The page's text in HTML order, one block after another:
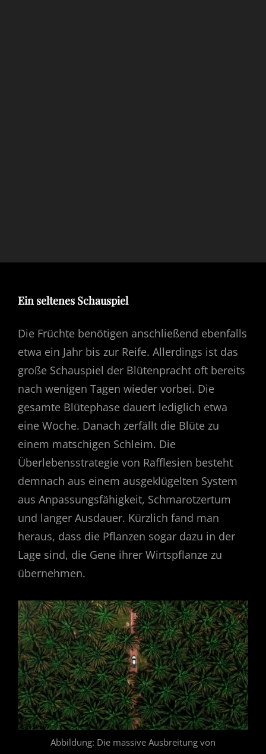
Ein seltenes Schauspiel
Die Früchte benötigen anschließend ebenfalls
etwa ein Jahr bis zur Reife. Allerdings ist das
große Schauspiel der Blütenpracht oft bereits
nach wenigen Tagen wieder vorbei. Die
gesamte Blütephase dauert lediglich etwa
eine Woche. Danach zerfällt die Blüte zu
einem matschigen Schleim. Die
Überlebensstrategie von Rafflesien besteht
demnach aus einem ausgeklügelten System
aus Anpassungsfähigkeit, Schmarotzertum
und langer Ausdauer. Kürzlich fand man
heraus, dass die Pflanzen sogar dazu in der
Lage sind, die Gene ihrer Wirtspflanze zu
übernehmen.
Abbildung: Die massive Ausbreitung von